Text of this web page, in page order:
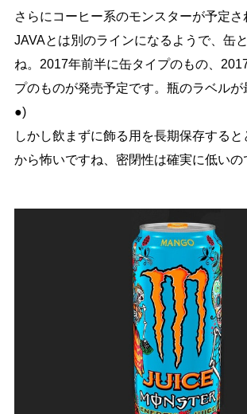
さらにコーヒー系のモンスターが予定さ
JAVAとは別のラインになるようで、缶
ね。2017年前半に缶タイプのもの、
プのものが発売予定です。瓶のラベルが
●)
しかし飲まずに飾る用を長期保存する
から怖いですね、密閉性は確実に低いの